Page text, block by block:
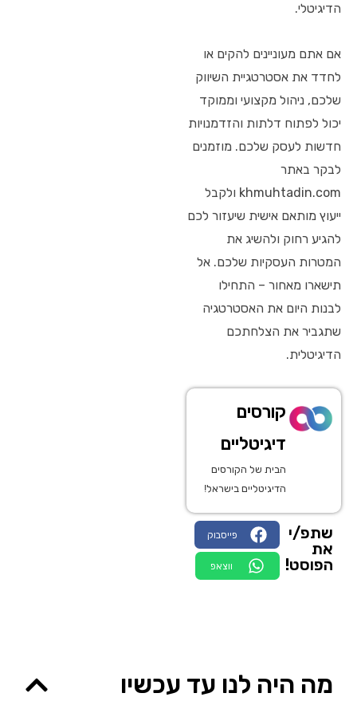
הדיגיטלי.
אם אתם מעוניינים להקים או
לחדד את אסטרטגיית השיווק
שלכם, ניהול מקצועי וממוקד
יכול לפתוח דלתות והזדמנויות
חדשות לעסק שלכם. מוזמנים
לבקר באתר
khmuhtadin.com ולקבל
ייעוץ מותאם אישית שיעזור לכם
להגיע רחוק ולהשיג את
המטרות העסקיות שלכם. אל
תישארו מאחור – התחילו
לבנות היום את האסטרטגיה
שתגביר את הצלחתכם
הדיגיטלית.
קורסים
דיגיטליים
הבית של הקורסים
הדיגיטליים בישראל!
שתפ/י
את
הפוסט!
פייסבוק
ווצאפ
מה היה לנו עד עכשיו